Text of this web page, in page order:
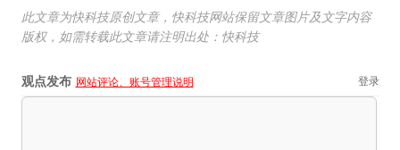
此文章为快科技原创文章，快科技网站保留文章图片及文字内容
版权，如需转载此文章请注明出处：快科技
观点发布 网站评论、账号管理说明 登录